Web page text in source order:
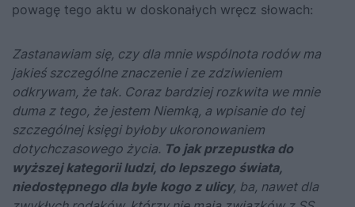
powagę tego aktu w doskonałych wręcz słowach:
Zastanawiam się, czy dla mnie wspólnota rodów ma
jakieś szczególne znaczenie i ze zdziwieniem
odkrywam, że tak. Coraz bardziej rozkwita we mnie
duma z tego, że jestem Niemką, a wpisanie do tej
szczególnej księgi byłoby ukoronowaniem
dotychczasowego życia. To jak przepustka do
wyższej kategorii ludzi, do lepszego świata,
niedostępnego dla byle kogo z ulicy, ba, nawet dla